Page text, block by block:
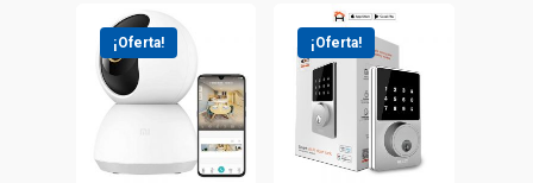
¡Oferta! ¡Oferta!